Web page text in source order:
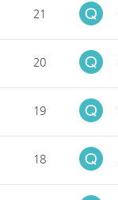
21
20
19
18